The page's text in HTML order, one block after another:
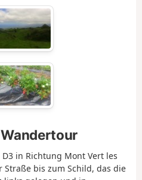
in Richtung Mont Vert les
Straße bis zum Schild, das die